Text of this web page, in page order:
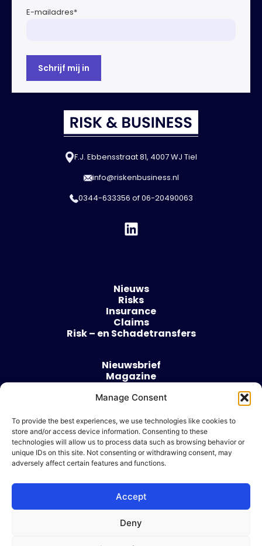
Manage Consent
To provide the best experiences, we use technologies like cookies to
store and/or access device information. Consenting to these
technologies will allow us to process data such as browsing behavior or
unique IDs on this site. Not consenting or withdrawing consent, may
adversely affect certain features and functions.
Accept
Deny
E-mailadres*
F.J. Ebbensstraat 81, 4007 WJ Tiel
info@riskenbusiness.nl
0344-633356 of06-20490063
Nieuws
Risks
Insurance
Claims
Risk – en Schadetransfers
Nieuwsbrief
Magazine
Over
Algemene voorwaarden
Cookie beleid
Ik wil adverteren